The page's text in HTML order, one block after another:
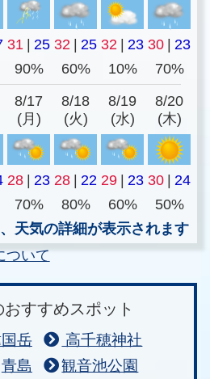
31 | 25 32 | 25 32 | 23 30 | 23
90% 60% 10% 70%
8/17
(月)
8/18
(火)
8/19
(水)
8/20
(木)
28 | 23 28 | 22 29 | 23 30 | 24
70% 80% 60%
50%
天気の詳細が表示されます
ついて
すすめスポット
岳
高千穂神社
青島
観音池公園